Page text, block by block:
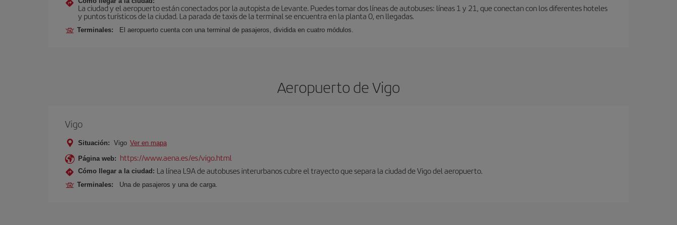
La ciudad y el aeropuerto están conectados por la autopista de Levante. Puedes tomar dos líneas de autobuses: líneas 1 y 21, que conectan con los diferentes hoteles
y puntos turísticos de la ciudad. La parada de taxis de la terminal se encuentra en la planta 0, en llegadas.
Terminales: El aeropuerto cuenta con una terminal de pasajeros, dividida en cuatro módulos.
Aeropuerto de Vigo
Vigo
Situación: Vigo Ver en mapa
Página web: https://www.aena.es/es/vigo.html
Cómo llegar a la ciudad: La línea L9A de autobuses interurbanos cubre el trayecto que separa la ciudad de Vigo del aeropuerto.
Terminales: Una de pasajeros y una de carga.